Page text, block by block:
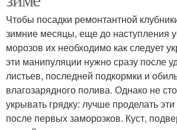
Чтобы посадки ремонтантной
зимние месяцы, еще до наступления
морозов их необходимо как следует
эти манипуляции нужно сразу после
листьев, последней подкормки и
влагозарядного полива. Однако не
укрывать грядку: лучше проделать
после первых заморозков. Куст,